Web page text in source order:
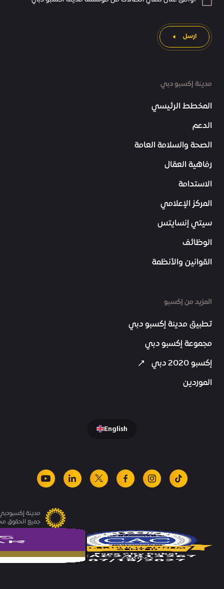
مدينة إكسبو دبي
المخطط الرئيسي
الدعم
الصحة والسلامة العامة
رفاهية العمّال
الاستدامة
المركز الإعلامي
سيتي إنسايتس
الوظائف
القوانين والأنظمة
المزيد من إكسبو
تطبيق مدينة إكسبو دبي
مجموعة إكسبو دبي
إكسبو 2020 دبي
الموردين
ارسل
English
tiktok
instagram
facebook
x
linkedin
youtube
مدينة
جميع الحقوق